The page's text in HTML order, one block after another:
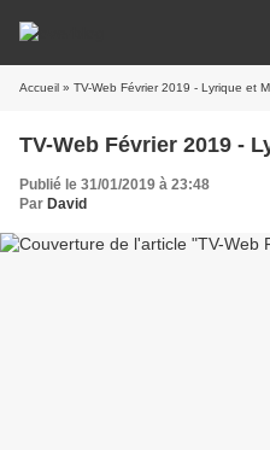
Accueil » TV-Web Février 2019 - Lyrique et
TV-Web Février 2019 -
Publié le 31/01/2019 à 23:48
Par David